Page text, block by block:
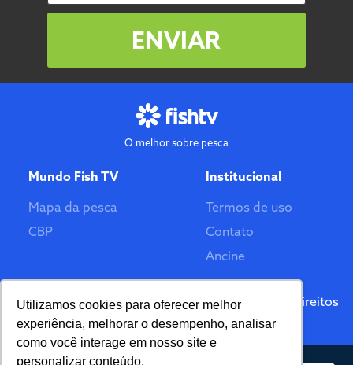
Utilizamos cookies para oferecer melhor
experiência, melhorar o desempenho, analisar
como você interage em nosso site e
personalizar conteúdo.
ENVIAR
O melhor sobre pesca
Mundo Fish TV
Mapa da pesca
CBP
Institucional
Termos de uso
Contato
Ancine
Feito por
© 2026 Fish TV - Todos Direitos
Reservados. Versão 2.0